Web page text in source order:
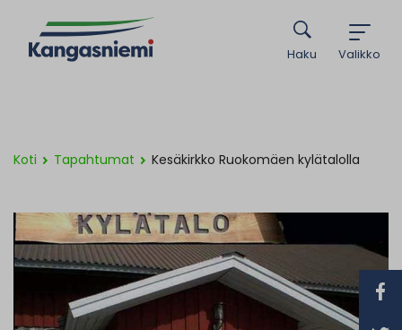
Valikko
Haku
Koti Tapahtumat Kesäkirkko Ruokomäen kylätalolla